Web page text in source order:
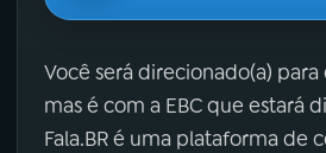
Você será direcionado(a) para
mas é com a EBC que estará
Fala.BR é uma plataforma de